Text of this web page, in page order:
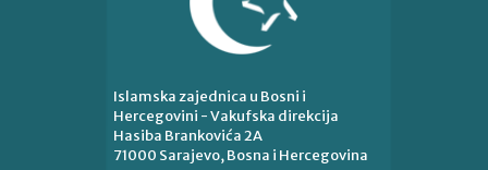
Islamska zajednica u Bosni i
Hercegovini - Vakufska direkcija
Hasiba Brankovića 2A
71000 Sarajevo, Bosna i Hercegovina